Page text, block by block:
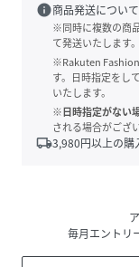
info商品発送につい
※同時に複数の商
て発送いたします。
※Rakuten
す。日時指定をし
いたします。
※日時指定がない
される場合がござ
local_shipping3,980円以上の購
毎月エントリ